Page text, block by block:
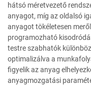
hátsó méretvezető
anyagot, míg az oldalsó
anyagot tökéletesen
programozható
testre szabhatók
optimalizálva a
figyelik az anyag
anyagmozgatási